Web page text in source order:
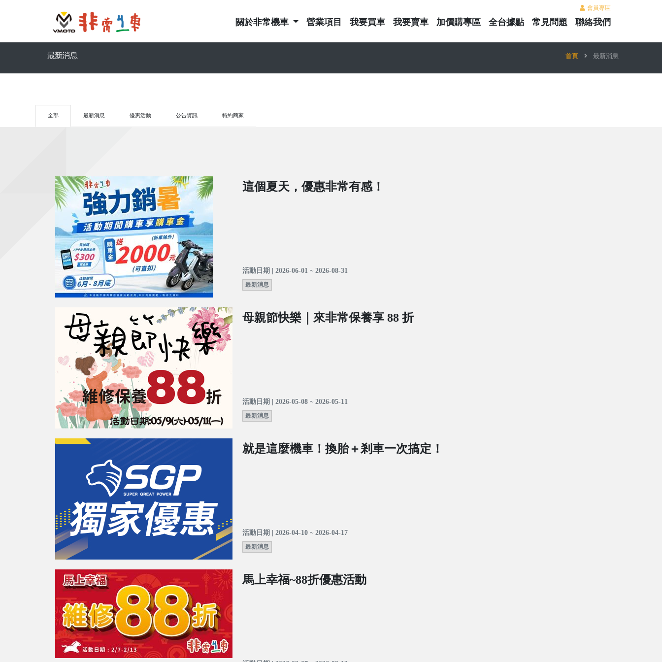
會員專區
關於非常機車 營業項目 我要買車 我要賣車 加價購專區 全台據點 常見問題 聯絡我們
最新消息 首頁 最新消息
全部 最新消息 優惠活動 公告資訊 特約商家
這個夏天，優惠非常有感！
活動日期 | 2026-06-01 ~ 2026-08-31
最新消息
母親節快樂｜來非常保養享 88 折
活動日期 | 2026-05-08 ~ 2026-05-11
最新消息
就是這麼機車！換胎＋剎車一次搞定！
活動日期 | 2026-04-10 ~ 2026-04-17
最新消息
馬上幸福~88折優惠活動